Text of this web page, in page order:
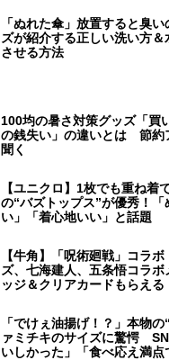
「ぬれた傘」放置すると臭
ズが紹介する正しい洗い方
させる方法
100均の暑さ対策グッズ「買
の銭失い」の違いとは 節約
聞く
【ユニクロ】1枚でも重ね着
の“バズトップス”が優秀！
い」「着心地いい」と話題
【牛角】「呪術廻戦」コラ
ズ、七海建人、五条悟コラ
ッジ＆クリアカードもらえる
「でけぇ油揚げ！？」本物
ァミチキのサイズに驚愕
いしかった」「食べ応え満点